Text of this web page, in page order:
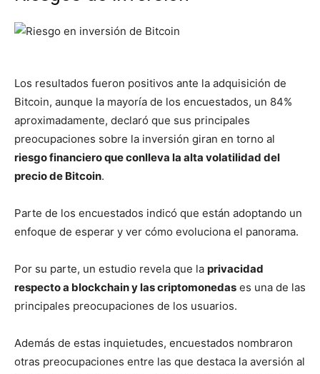
Los resultados fueron positivos ante la adquisición de
Bitcoin, aunque la mayoría de los encuestados, un 84%
aproximadamente, declaró que sus principales
preocupaciones sobre la inversión giran en torno al
riesgo financiero que conlleva la alta volatilidad del
precio de Bitcoin.
Parte de los encuestados indicó que están adoptando un
enfoque de esperar y ver cómo evoluciona el panorama.
Por su parte, un estudio revela que la privacidad
respecto a blockchain y las criptomonedas es una de las
principales preocupaciones de los usuarios.
Además de estas inquietudes, encuestados nombraron
otras preocupaciones entre las que destaca la aversión al